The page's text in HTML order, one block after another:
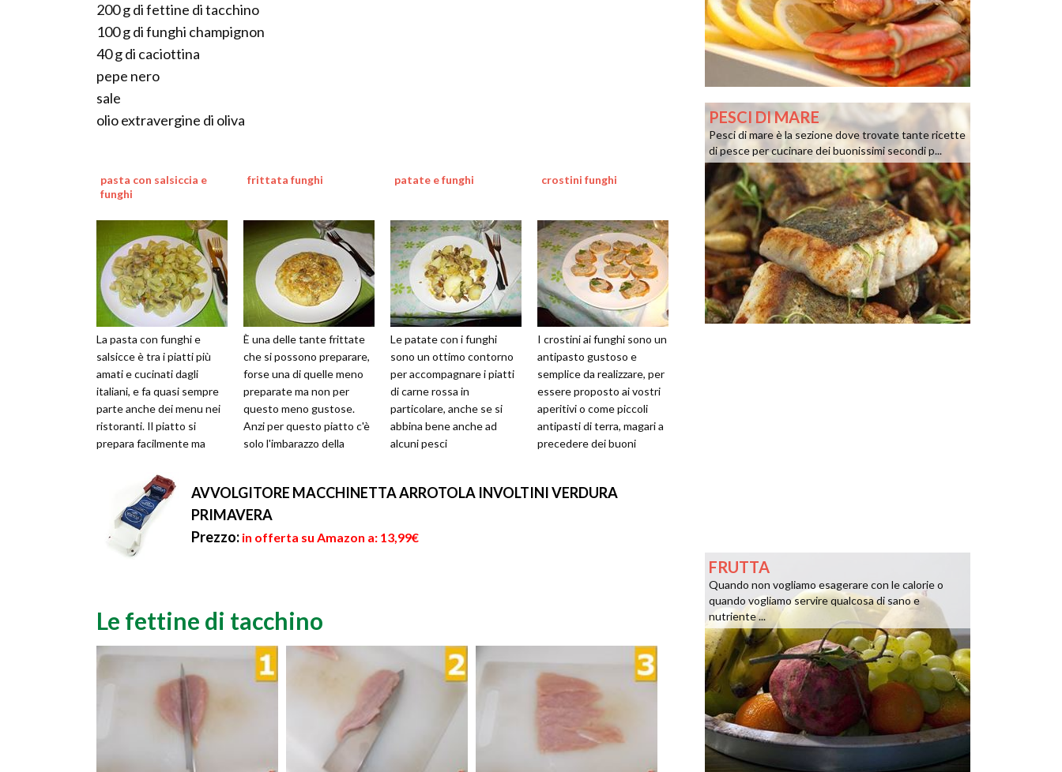
200 g di fettine di tacchino
100 g di funghi champignon
40 g di caciottina
pepe nero
sale
olio extravergine di oliva
pasta con salsiccia e
funghi
La pasta con funghi e
salsicce è tra i piatti più
amati e cucinati dagli
italiani, e fa quasi sempre
parte anche dei menu nei
ristoranti. Il piatto si
prepara facilmente ma
frittata funghi
È una delle tante frittate
che si possono preparare,
forse una di quelle meno
preparate ma non per
questo meno gustose.
Anzi per questo piatto c'è
solo l'imbarazzo della
patate e funghi
Le patate con i funghi
sono un ottimo contorno
per accompagnare i piatti
di carne rossa in
particolare, anche se si
abbina bene anche ad
alcuni pesci
crostini funghi
I crostini ai funghi sono un
antipasto gustoso e
semplice da realizzare, per
essere proposto ai vostri
aperitivi o come piccoli
antipasti di terra, magari a
precedere dei buoni
AVVOLGITORE MACCHINETTA ARROTOLA INVOLTINI VERDURA
PRIMAVERA
Prezzo: in offerta su Amazon a: 13,99€
Le fettine di tacchino
PESCI DI MARE
Pesci di mare è la sezione dove trovate tante ricette
di pesce per cucinare dei buonissimi secondi p...
FRUTTA
Quando non vogliamo esagerare con le calorie o
quando vogliamo servire qualcosa di sano e
nutriente ...